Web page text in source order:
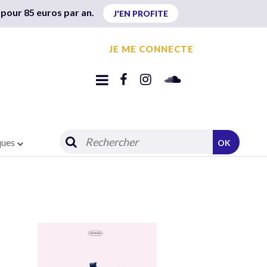
85 euros par an. J'EN PROFITE
JE ME CONNECTE
OK